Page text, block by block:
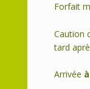
Forfait
Caution
tard
Arrivée